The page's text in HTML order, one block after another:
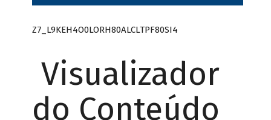
Z7_L9KEH4O0LORH80ALCLTPF80SI4
Visualizador
do Conteúdo